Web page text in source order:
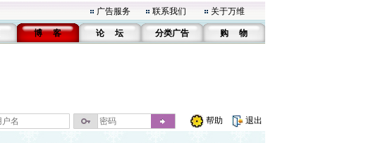
广告服务 联系我们 关于万维
博 客 论 坛 分类广告 购 物
帮助 退出